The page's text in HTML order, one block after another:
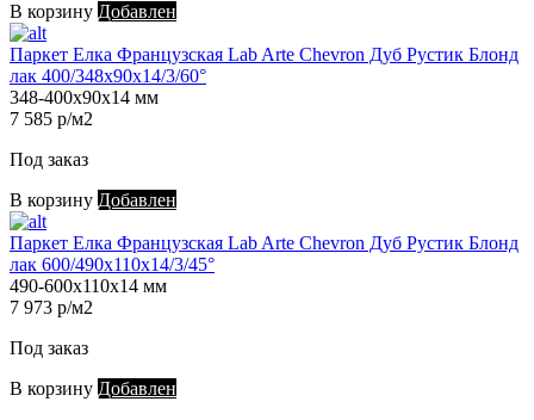
В корзину Добавлен
Паркет Елка Французская Lab Arte Chevron Дуб Рустик Блонд
лак 400/348х90х14/3/60°
348-400х90х14 мм
7 585 р/м2
Под заказ
В корзину Добавлен
Паркет Елка Французская Lab Arte Chevron Дуб Рустик Блонд
лак 600/490х110х14/3/45°
490-600х110х14 мм
7 973 р/м2
Под заказ
В корзину Добавлен